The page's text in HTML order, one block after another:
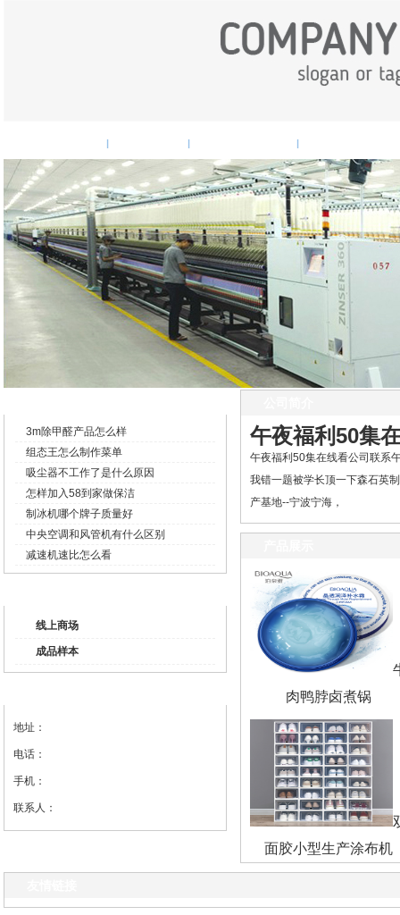
| | |
3m除甲醛产品怎么样
组态王怎么制作菜单
吸尘器不工作了是什么原因
怎样加入58到家做保洁
制冰机哪个牌子质量好
中央空调和风管机有什么区别
减速机速比怎么看
线上商场
成品样本
地址：
电话：
手机：
联系人：
午夜福利50集
午夜福利50集在线看公司联系
我错一题被学长顶一下森石英
产基地--宁波宁海，
肉鸭脖卤煮锅
面胶小型生产涂布机